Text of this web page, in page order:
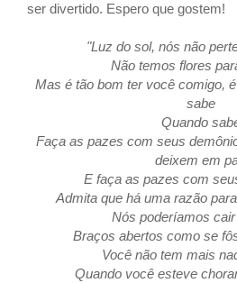
ser divertido. Espero que gostem!
"Luz do sol, nós não
Não temos flores
Mas é tão bom ter você comigo,
sabe
Quando
Faça as pazes com seus
deixem em
E faça as pazes com
Admita que há uma razão
Nós poderíamos
Braços abertos como se
Você não tem mais
Quando você esteve